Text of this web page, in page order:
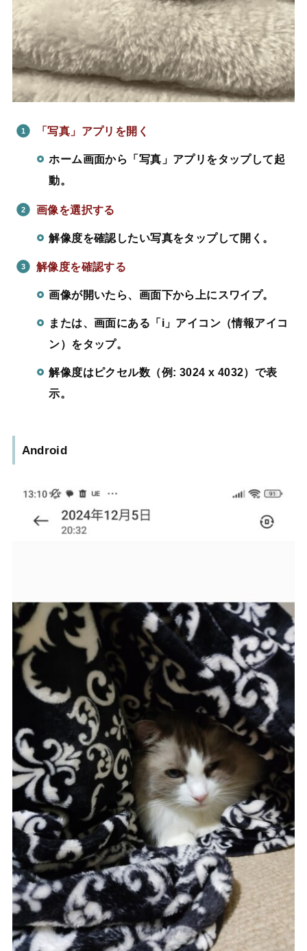
「写真」アプリを開く
ホーム画面から「写真」アプリをタップして起
動。
画像を選択する
解像度を確認したい写真をタップして開く。
解像度を確認する
画像が開いたら、画面下から上にスワイプ。
または、画面にある「i」アイコン（情報アイコ
ン）をタップ。
解像度はピクセル数（例: 3024 x 4032）で表
示。
Android